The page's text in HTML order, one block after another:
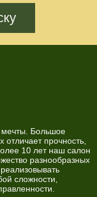
мечты. Большое
отличает прочность,
10 лет наш салон
разнообразных
сложности,